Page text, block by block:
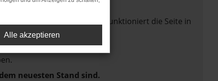
Seiten verhindern. Funktioniert die Seite in
neuesten Stand sind.
Alle akzeptieren